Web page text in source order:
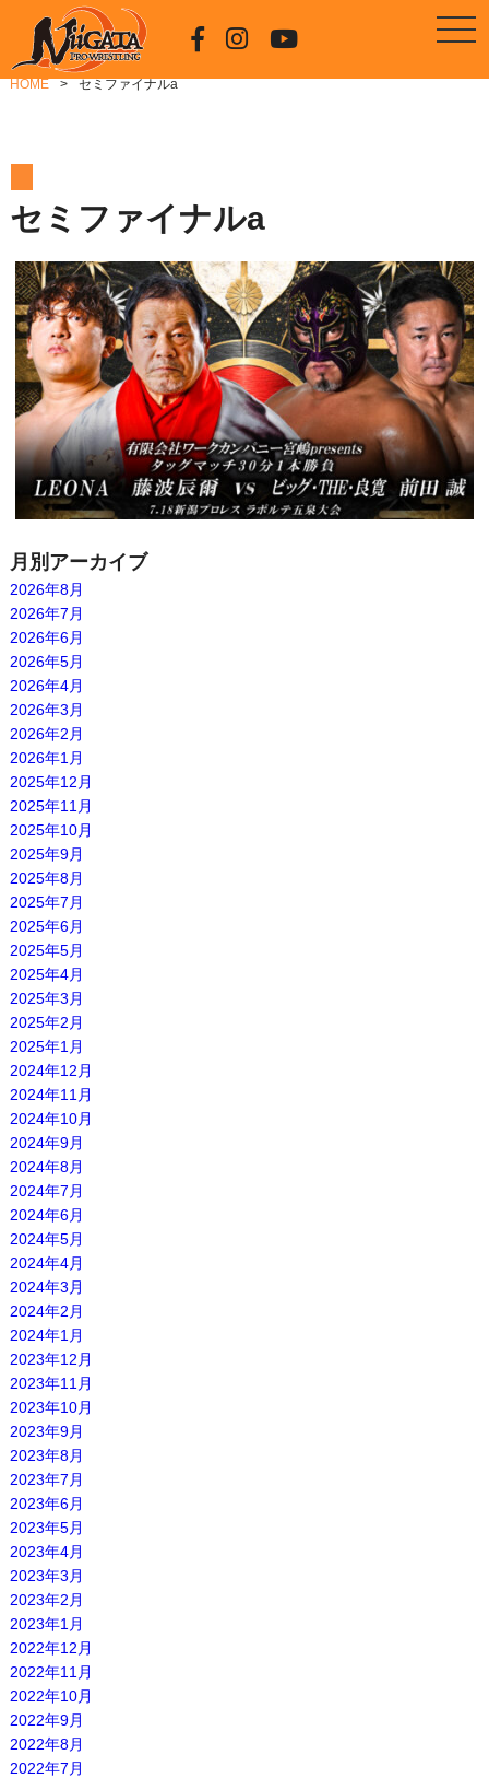
HOME セミファイナルa
セミファイナルa
月別アーカイブ
2026年8月
2026年7月
2026年6月
2026年5月
2026年4月
2026年3月
2026年2月
2026年1月
2025年12月
2025年11月
2025年10月
2025年9月
2025年8月
2025年7月
2025年6月
2025年5月
2025年4月
2025年3月
2025年2月
2025年1月
2024年12月
2024年11月
2024年10月
2024年9月
2024年8月
2024年7月
2024年6月
2024年5月
2024年4月
2024年3月
2024年2月
2024年1月
2023年12月
2023年11月
2023年10月
2023年9月
2023年8月
2023年7月
2023年6月
2023年5月
2023年4月
2023年3月
2023年2月
2023年1月
2022年12月
2022年11月
2022年10月
2022年9月
2022年8月
2022年7月